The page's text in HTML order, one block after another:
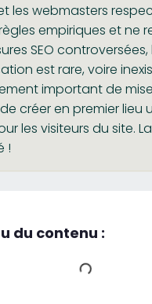
et les webmasters
empiriques et ne
SEO controversées,
est rare, voire
important de
créer en premier lieu
les visiteurs du site.
!
du contenu :